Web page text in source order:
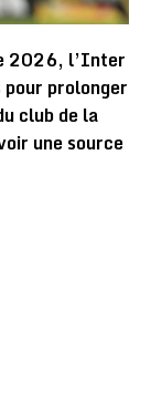
2026, l’Inter
prolonger
club de la
une source